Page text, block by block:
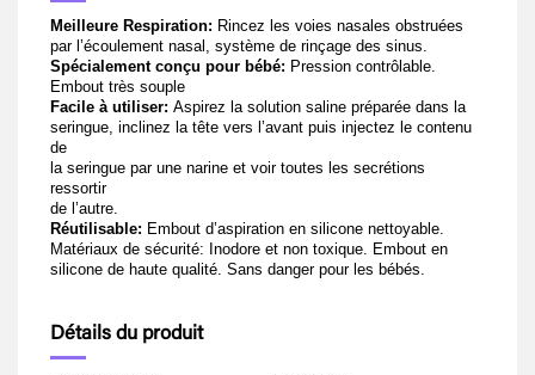
Meilleure Respiration: Rincez les voies nasales obstruées
par l’écoulement nasal, système de rinçage des sinus.
Spécialement conçu pour bébé: Pression contrôlable.
Embout très souple
Facile à utiliser: Aspirez la solution saline préparée dans la
seringue, inclinez la tête vers l’avant puis injectez le contenu
de
la seringue par une narine et voir toutes les secrétions
ressortir
de l’autre.
Réutilisable: Embout d’aspiration en silicone nettoyable.
Matériaux de sécurité: Inodore et non toxique. Embout en
silicone de haute qualité. Sans danger pour les bébés.
Détails du produit